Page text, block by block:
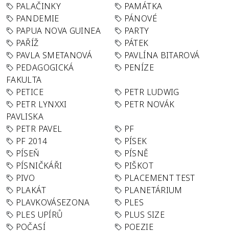
PALAČINKY
PAMÁTKA
PANDEMIE
PÁNOVÉ
PAPUA NOVA GUINEA
PARTY
PAŘÍŽ
PÁTEK
PAVLA SMETANOVÁ
PAVLÍNA BITAROVÁ
PEDAGOGICKÁ
FAKULTA
PENÍZE
PETICE
PETR LUDWIG
PETR LYNXXI
PAVLISKA
PETR NOVÁK
PETR PAVEL
PF
PF 2014
PÍSEK
PÍSEŇ
PÍSNĚ
PÍSNIČKÁŘI
PIŠKOT
PIVO
PLACEMENT TEST
PLAKÁT
PLANETÁRIUM
PLAVKOVÁSEZONA
PLES
PLES UPÍRŮ
PLUS SIZE
POČASÍ
POEZIE